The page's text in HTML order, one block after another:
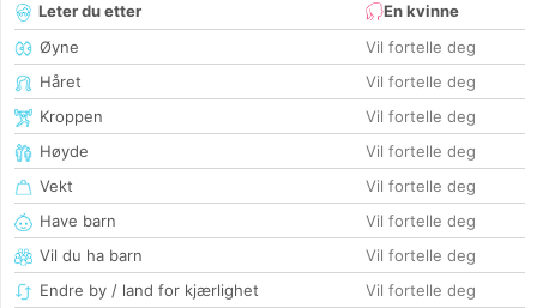
Leter du etter
En kvinne
Øyne
Vil fortelle deg
Håret
Vil fortelle deg
Kroppen
Vil fortelle deg
Høyde
Vil fortelle deg
Vekt
Vil fortelle deg
Have barn
Vil fortelle deg
Vil du ha barn
Vil fortelle deg
Endre by / land for kjærlighet
Vil fortelle deg